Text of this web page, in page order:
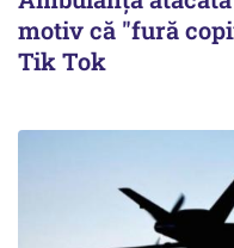
motiv că "fură
Tik Tok